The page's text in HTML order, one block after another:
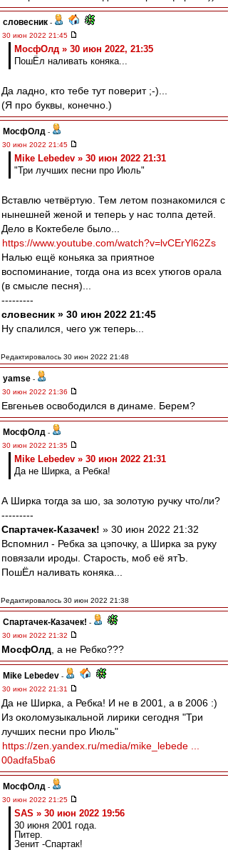
словесник -
30 июн 2022 21:45
МосфОлд » 30 июн 2022, 21:35
ПошЁл наливать коняка...
Да ладно, кто тебе тут поверит ;-)...
(Я про буквы, конечно.)
МосфОлд -
30 июн 2022 21:45
Mike Lebedev » 30 июн 2022 21:31
"Три лучших песни про Июль"
Вставлю четвёртую. Тем летом познакомился с
нынешней женой и теперь у нас толпа детей.
Дело в Коктебеле было...
https://www.youtube.com/watch?v=lvCErYl62Zs
Налью ещё коньяка за приятное
воспоминание, тогда она из всех утюгов орала
(в смысле песня)...
---------
словесник » 30 июн 2022 21:45
Ну спалился, чего уж теперь...
Редактировалось 30 июн 2022 21:48
yamse -
30 июн 2022 21:36
Евгеньев освободился в динаме. Берем?
МосфОлд -
30 июн 2022 21:35
Mike Lebedev » 30 июн 2022 21:31
Да не Ширка, а Ребка!
А Ширка тогда за шо, за золотую ручку что/ли?
---------
Спартачек-Казачек! » 30 июн 2022 21:32
Вспомнил - Ребка за цэпочку, а Ширка за руку
повязали ироды. Старость, моб её ятЪ.
ПошЁл наливать коняка...
Редактировалось 30 июн 2022 21:38
Спартачек-Казачек! -
30 июн 2022 21:32
МосфОлд , а не Ребко???
Mike Lebedev -
30 июн 2022 21:31
Да не Ширка, а Ребка! И не в 2001, а в 2006 :)
Из околомузыкальной лирики сегодня "Три
лучших песни про Июль"
https://zen.yandex.ru/media/mike_lebede ...
00adfa5ba6
МосфОлд -
30 июн 2022 21:25
SAS » 30 июн 2022 19:56
30 июня 2001 года.
Питер.
Зенит -Спартак!